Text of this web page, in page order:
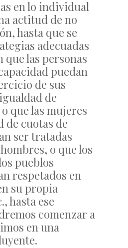
en lo individual
actitud de no
hasta que se
adecuadas
las personas
puedan
de sus
de
que las mujeres
de cuotas de
ser tratadas
o que los
pueblos
respetados en
su propia
hasta ese
comenzar a
en una